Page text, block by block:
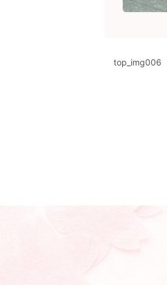
top_img006